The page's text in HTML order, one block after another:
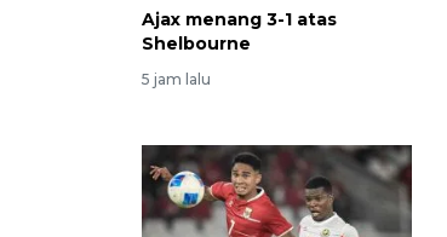
Ajax menang 3-1 atas
Shelbourne
5 jam lalu